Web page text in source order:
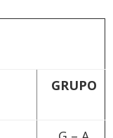
GRUPO